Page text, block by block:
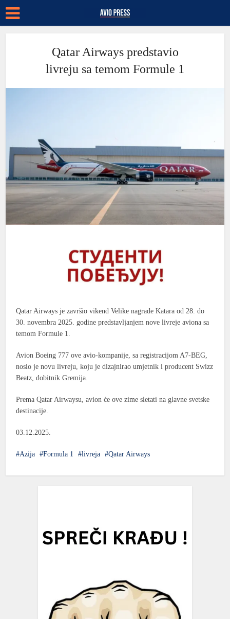
Qatar Airways predstavio
livreju sa temom Formule 1
Qatar Airways je završio vikend Velike nagrade Katara od 28. do
30. novembra 2025. godine predstavljanjem nove livreje aviona sa
temom Formule 1.
Avion Boeing 777 ove avio-kompanije, sa registracijom A7-BEG,
nosio je novu livreju, koju je dizajnirao umjetnik i producent Swizz
Beatz, dobitnik Gremija.
Prema Qatar Airwaysu, avion će ove zime sletati na glavne svetske
destinacije.
03.12.2025.
Azija Formula 1 livreja Qatar Airways